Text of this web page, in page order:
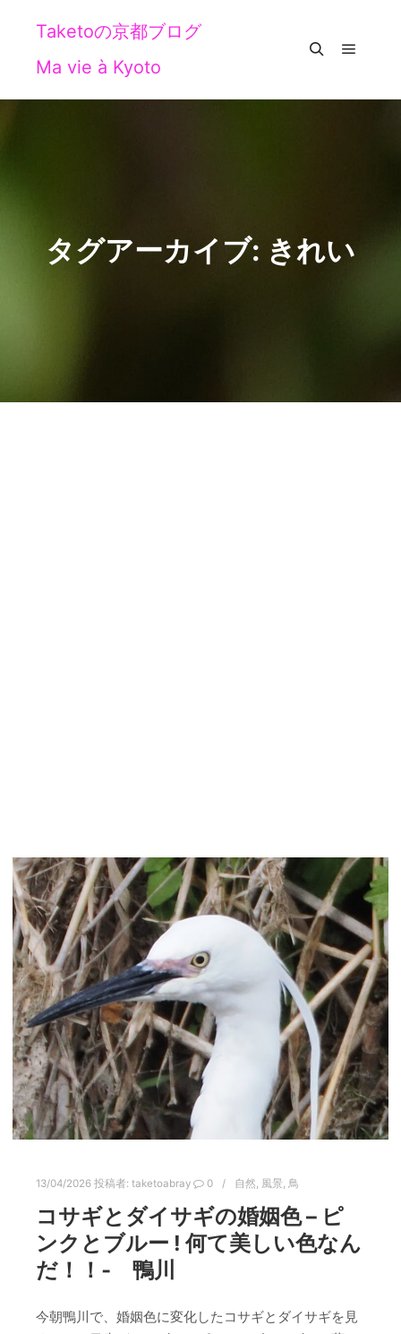
Taketoの京都ブログ
Ma vie à Kyoto
タグアーカイブ: きれい
13/04/2026 投稿者: taketoabray 0 自然, 風景, 鳥
コサギとダイサギの婚姻色 – ピ
ンクとブルー ! 何て美しい色なん
だ！！‐ 鴨川
今朝鴨川で、婚姻色に変化したコサギとダイサギを見